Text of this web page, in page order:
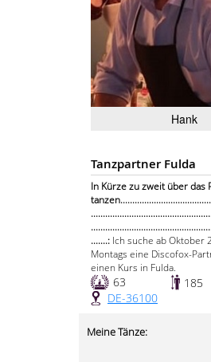
Hank
Tanzpartner Fulda
In Kürze zu zweit über das
.......: Ich suche ab Oktober
Montags eine Discofox-
einen Kurs in Fulda.
63
185
DE-36100
Meine Tänze: